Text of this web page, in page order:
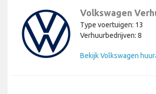
Volkswagen
Type voertuigen: 13
Verhuurbedrijven: 8
Bekijk Volkswagen